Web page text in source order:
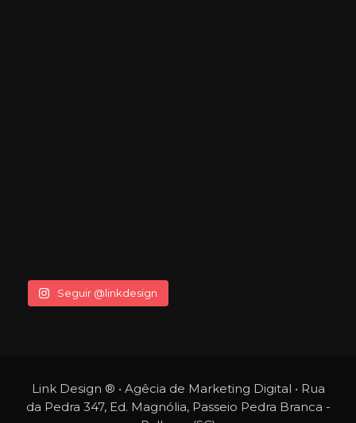
Seguir @linkdesign
Link Design ® • Agêcia de Marketing Digital • Rua
da Pedra 347, Ed. Magnólia, Passeio Pedra Branca -